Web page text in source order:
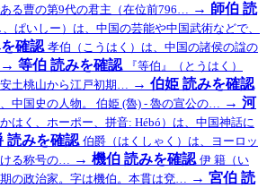
る曹の第9代の君主（在位前796… → 師伯 読
ぱいしー）は、中国の芸能や中国武術などで、
確認 孝伯（こうはく）は、中国の諸侯の諡の
→ 等伯 読みを確認
『等伯』（とうはく）
土桃山から江戸初期… → 伯姫 読みを確認
中国史の人物。 伯姫 (魯) - 魯の宣公の… → 河
はく、ホーポー、拼音: Hébó）は、中国神話に
読みを確認 伯爵（はくしゃく）は、ヨーロッ
る称号の… → 機伯 読みを確認 伊 籍（い
の政治家。字は機伯。本貫は兗… → 宮伯 読